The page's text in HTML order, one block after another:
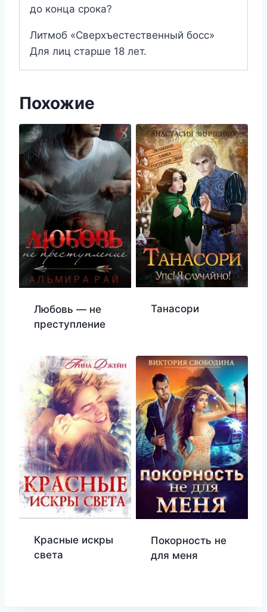
до конца срока?
Литмоб «Сверхъестественный босс»
Для лиц старше 18 лет.
Похожие
Любовь — не
преступление
Танасори
Красные искры
света
Покорность не
для меня